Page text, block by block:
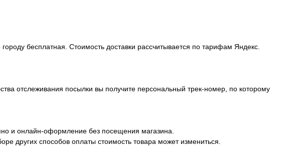
бесплатная. Стоимость доставки рассчитывается по тарифам Яндекс.
отслеживания посылки вы получите персональный трек-номер, по которому
и онлайн-оформление без посещения магазина.
других способов оплаты стоимость товара может измениться.